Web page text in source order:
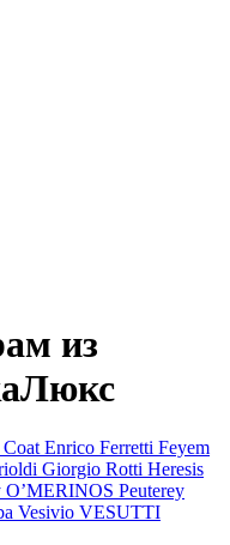
из
Enrico Ferretti Feyem
Giorgio Rotti Heresis
O’MERINOS Peuterey
Vesivio VESUTTI